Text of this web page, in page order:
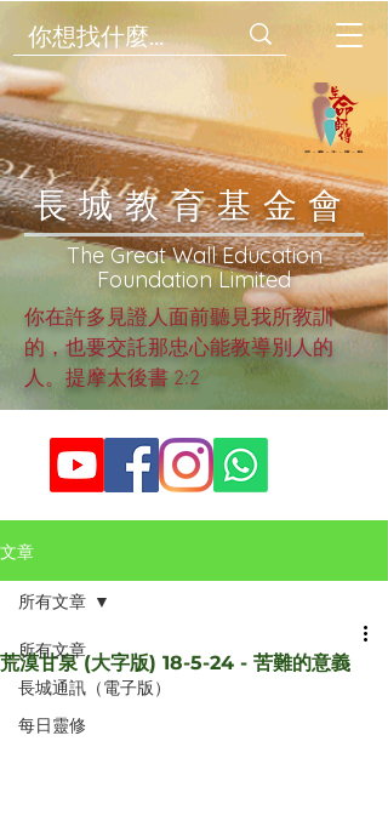
​長城教育基金會
​The Great Wall Education
Foundation Limited
你在許多見證人面前聽見我所教訓
的，也要交託那忠心能教導別人的
人。提摩太後書 2:2
文章
所有文章
長城通訊（電子版）
每日靈修
所有文章
荒漠甘泉 (大字版) 18-5-24 - 苦難的意義